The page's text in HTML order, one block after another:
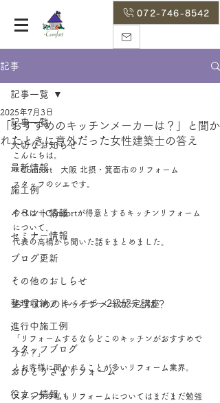
072-746-8542
記事
記事一覧
大切なお知らせ
最新情報
施工例
イベント情報
セミナー情報
ブログ更新
その他のおしらせ
整理収納アドバイザー2級認定講座
進行中施工例
スタッフブログ
おひとりさまリフォーム
役立つ情報
記事一覧
「おすすめのキッチンメーカーは？」と聞か
れたときに意外だった女性建築士の答え
2025年7月3日
こんにちは。
＋Comfort　大阪 北摂・箕面市のリフォーム
スタッフのシエです。
今日は＋Comfortが得意とするキッチンリフォーム
について、
代表の高橋から聞いた話をまとめました。
おすすめのキッチンメーカーとは？
「リフォームするならどこのキッチンがおすすめで
すか？」
とお客様に聞かれることが多いリフォーム業界。
スタッフの私もリフォームについてはまだまだ勉強